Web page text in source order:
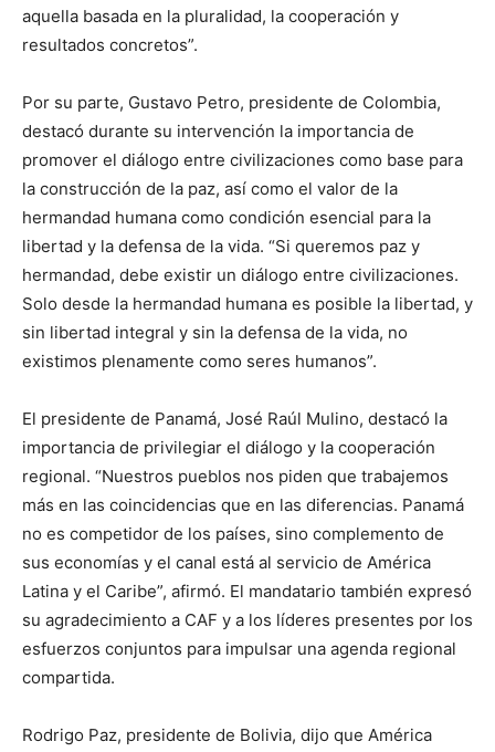
aquella basada en la pluralidad, la cooperación y
resultados concretos”.
Por su parte, Gustavo Petro, presidente de Colombia,
destacó durante su intervención la importancia de
promover el diálogo entre civilizaciones como base para
la construcción de la paz, así como el valor de la
hermandad humana como condición esencial para la
libertad y la defensa de la vida. “Si queremos paz y
hermandad, debe existir un diálogo entre civilizaciones.
Solo desde la hermandad humana es posible la libertad, y
sin libertad integral y sin la defensa de la vida, no
existimos plenamente como seres humanos”.
El presidente de Panamá, José Raúl Mulino, destacó la
importancia de privilegiar el diálogo y la cooperación
regional. “Nuestros pueblos nos piden que trabajemos
más en las coincidencias que en las diferencias. Panamá
no es competidor de los países, sino complemento de
sus economías y el canal está al servicio de América
Latina y el Caribe”, afirmó. El mandatario también expresó
su agradecimiento a CAF y a los líderes presentes por los
esfuerzos conjuntos para impulsar una agenda regional
compartida.
Rodrigo Paz, presidente de Bolivia, dijo que América